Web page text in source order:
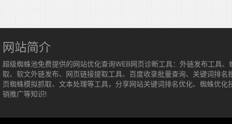
网站简介
超级蜘蛛池免费提供的网站优化查询WEB网页诊断工具：外链发布工具、
取、软文外链发布、网页链接提取工具、百度收录批量查询、关键词排名
页蜘蛛模拟抓取、文本处理等工具，分享网站关键词排名优化、蜘蛛优化
销推广等知识!